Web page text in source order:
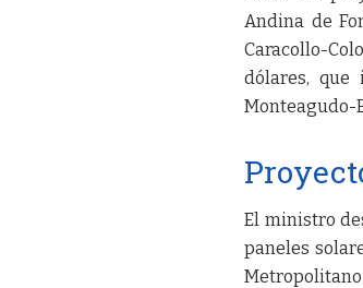
Andina de
Caracollo-
dólares, que
Monteagudo-
El ministro
paneles